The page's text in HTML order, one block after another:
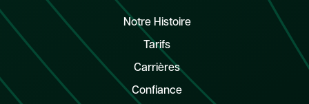
Notre Histoire
Tarifs
Carrières
Confiance